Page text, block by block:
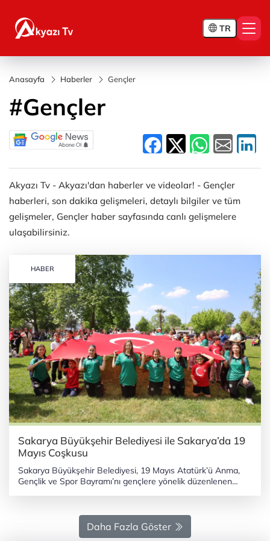
TR
Anasayfa Haberler Gençler
#Gençler
Akyazı Tv - Akyazı'dan haberler ve videolar! - Gençler
haberleri, son dakika gelişmeleri, detaylı bilgiler ve tüm
gelişmeler, Gençler haber sayfasında canlı gelişmelere
ulaşabilirsiniz.
HABER
Sakarya Büyükşehir Belediyesi ile Sakarya’da 19
Mayıs Coşkusu
Sakarya Büyükşehir Belediyesi, 19 Mayıs Atatürk’ü Anma,
Gençlik ve Spor Bayramı’nı gençlere yönelik düzenlenen
Bilimler Üniversitesi'nin iş birliğiyle organize edilen ’19 Mayıs
Gençlik ve Spor Şenliği’ programı kapsamında aileler, gençler
ve çocuklar Aziz Duran Parkı’nda bir araya geldi. Kortej
Daha Fazla Göster